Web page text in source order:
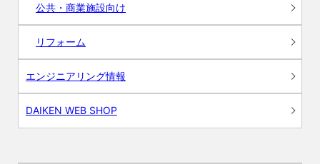
公共・商業施設向け
リフォーム
エンジニアリング情報
DAIKEN WEB SHOP